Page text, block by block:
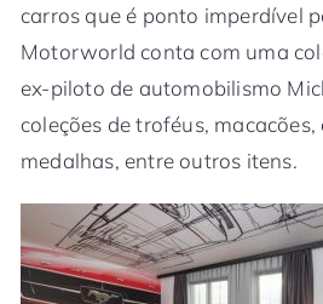
carros que é ponto imperdível
Motorworld conta com uma
ex-piloto de automobilismo
coleções de troféus, macacões,
medalhas, entre outros itens.